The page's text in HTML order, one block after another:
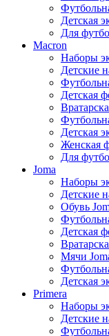
Детская
Для
Macron
Наборы
Детские
Детская
Детская
Женская
Для
Joma
Наборы
Детские
Обувь
Детская
Мячи
Детская
Primera
Наборы
Детские